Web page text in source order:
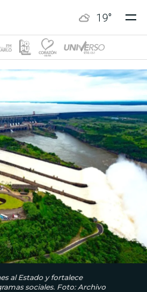
19°
al Estado y fortalece
sociales. Foto: Archivo